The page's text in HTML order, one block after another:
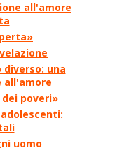
all'amore
una
all'amore
poveri»
uomo